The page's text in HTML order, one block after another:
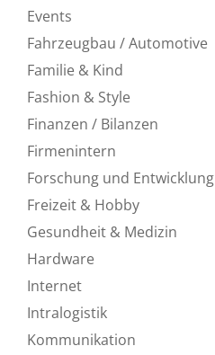
Events
Fahrzeugbau / Automotive
Familie & Kind
Fashion & Style
Finanzen / Bilanzen
Firmenintern
Forschung und Entwicklung
Freizeit & Hobby
Gesundheit & Medizin
Hardware
Internet
Intralogistik
Kommunikation